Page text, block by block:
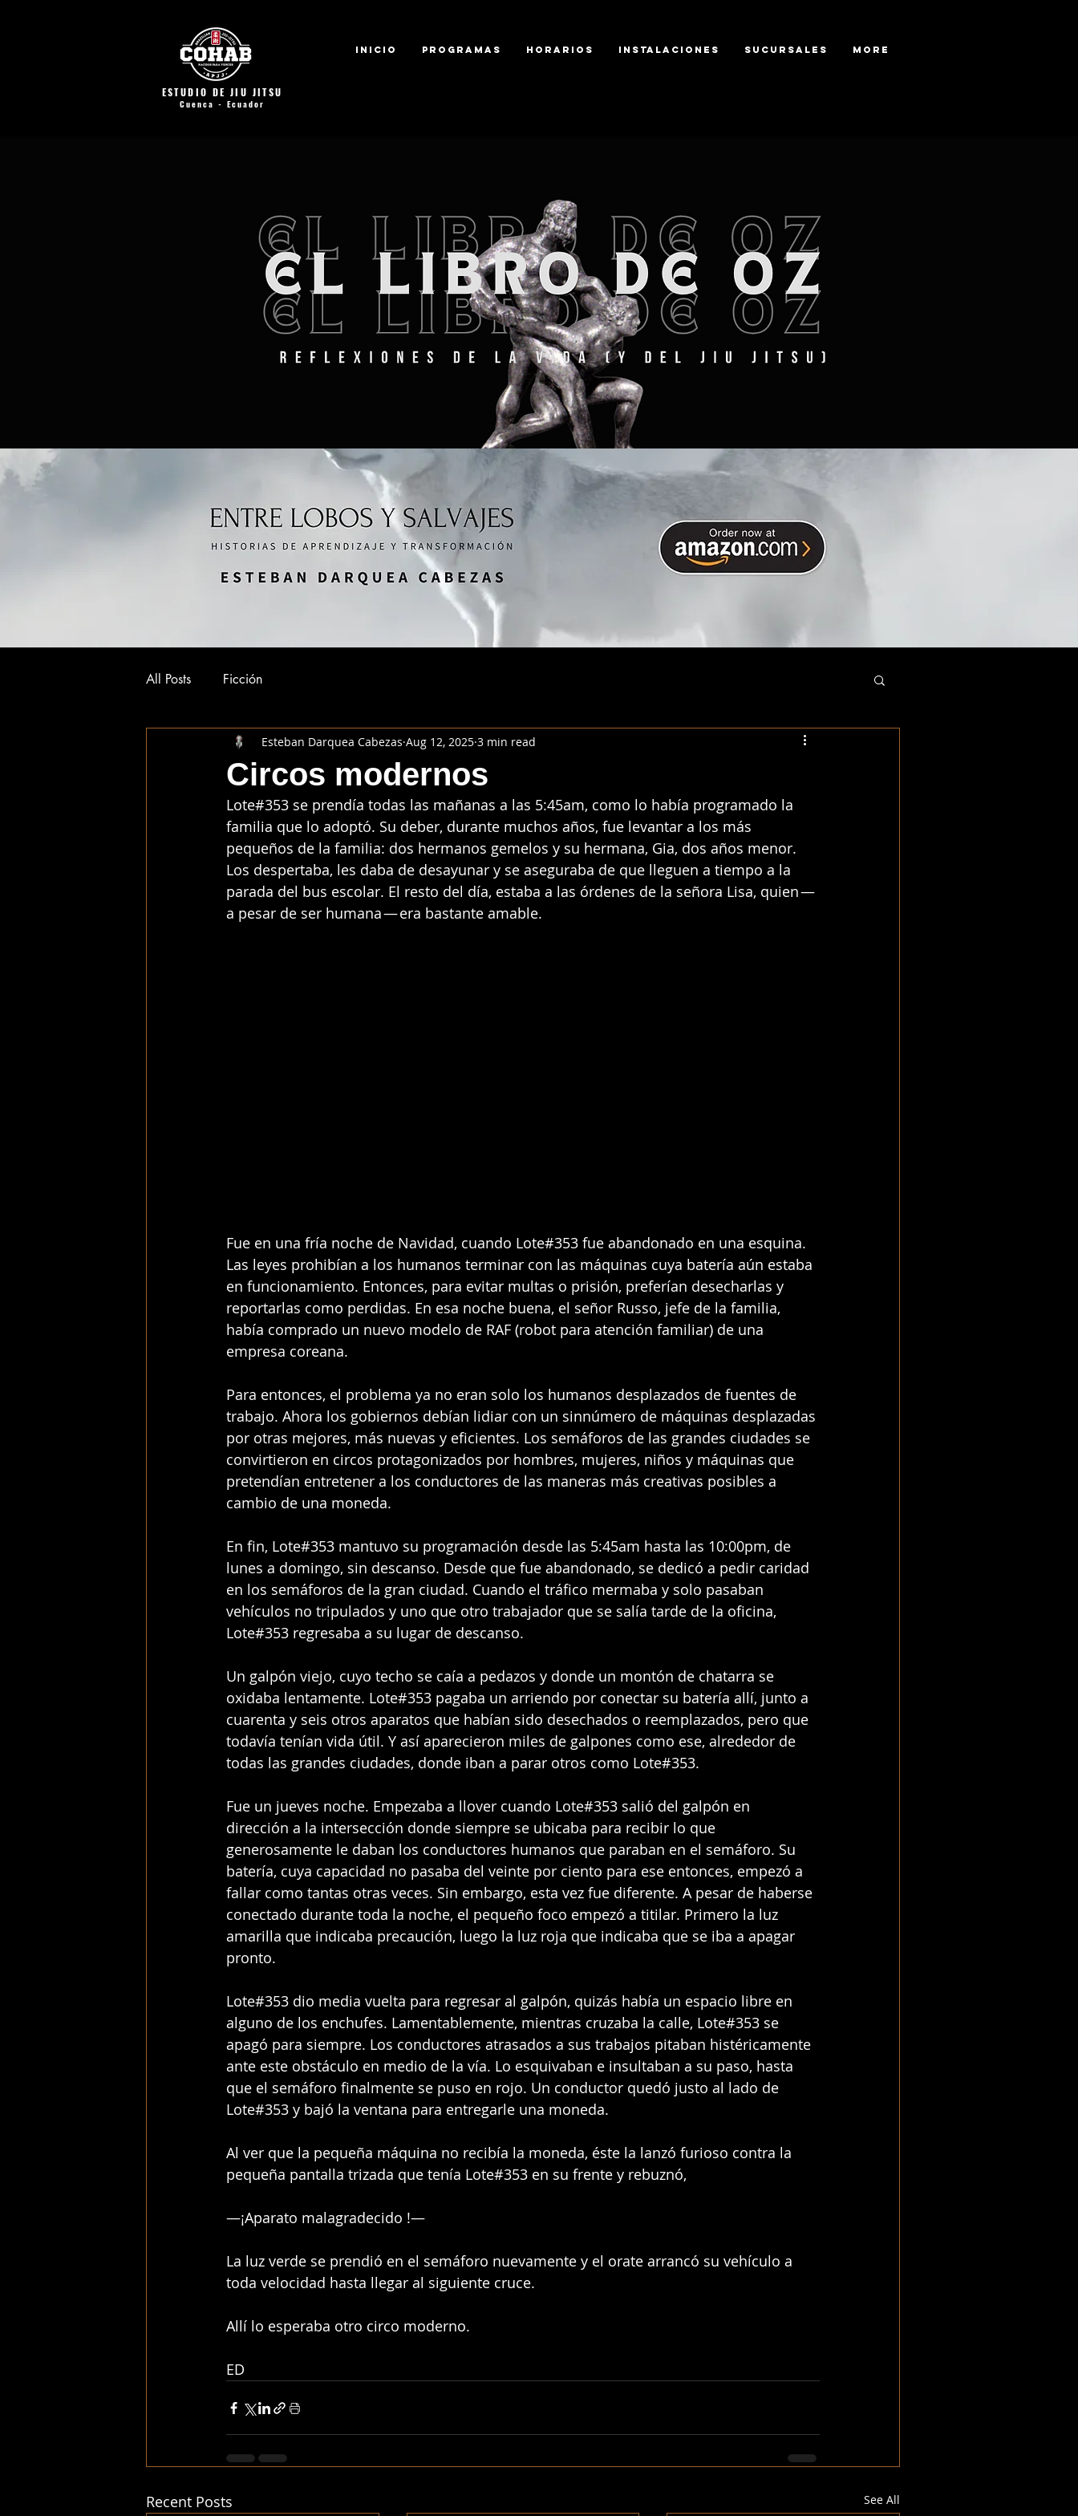
Inicio Programas Horarios Instalaciones Sucursales More
ESTUDIO DE JIU JITSU
Cuenca - Ecuador
All Posts Ficción
Circos modernos
Esteban Darquea Cabezas Aug 12, 2025 3 min read
Lote#353 se prendía todas las mañanas a las 5:45am, como lo había programado la
familia que lo adoptó. Su deber, durante muchos años, fue levantar a los más
pequeños de la familia: dos hermanos gemelos y su hermana, Gia, dos años menor.
Los despertaba, les daba de desayunar y se aseguraba de que lleguen a tiempo a la
parada del bus escolar. El resto del día, estaba a las órdenes de la señora Lisa, quien —
a pesar de ser humana — era bastante amable.
Fue en una fría noche de Navidad, cuando Lote#353 fue abandonado en una esquina.
Las leyes prohibían a los humanos terminar con las máquinas cuya batería aún estaba
en funcionamiento. Entonces, para evitar multas o prisión, preferían desecharlas y
reportarlas como perdidas. En esa noche buena, el señor Russo, jefe de la familia,
había comprado un nuevo modelo de RAF (robot para atención familiar) de una
empresa coreana.
Para entonces, el problema ya no eran solo los humanos desplazados de fuentes de
trabajo. Ahora los gobiernos debían lidiar con un sinnúmero de máquinas desplazadas
por otras mejores, más nuevas y eficientes. Los semáforos de las grandes ciudades se
convirtieron en circos protagonizados por hombres, mujeres, niños y máquinas que
pretendían entretener a los conductores de las maneras más creativas posibles a
cambio de una moneda.
En fin, Lote#353 mantuvo su programación desde las 5:45am hasta las 10:00pm, de
lunes a domingo, sin descanso. Desde que fue abandonado, se dedicó a pedir caridad
en los semáforos de la gran ciudad. Cuando el tráfico mermaba y solo pasaban
vehículos no tripulados y uno que otro trabajador que se salía tarde de la oficina,
Lote#353 regresaba a su lugar de descanso.
Un galpón viejo, cuyo techo se caía a pedazos y donde un montón de chatarra se
oxidaba lentamente. Lote#353 pagaba un arriendo por conectar su batería allí, junto a
cuarenta y seis otros aparatos que habían sido desechados o reemplazados, pero que
todavía tenían vida útil. Y así aparecieron miles de galpones como ese, alrededor de
todas las grandes ciudades, donde iban a parar otros como Lote#353.
Fue un jueves noche. Empezaba a llover cuando Lote#353 salió del galpón en
dirección a la intersección donde siempre se ubicaba para recibir lo que
generosamente le daban los conductores humanos que paraban en el semáforo. Su
batería, cuya capacidad no pasaba del veinte por ciento para ese entonces, empezó a
fallar como tantas otras veces. Sin embargo, esta vez fue diferente. A pesar de haberse
conectado durante toda la noche, el pequeño foco empezó a titilar. Primero la luz
amarilla que indicaba precaución, luego la luz roja que indicaba que se iba a apagar
pronto.
Lote#353 dio media vuelta para regresar al galpón, quizás había un espacio libre en
alguno de los enchufes. Lamentablemente, mientras cruzaba la calle, Lote#353 se
apagó para siempre. Los conductores atrasados a sus trabajos pitaban histéricamente
ante este obstáculo en medio de la vía. Lo esquivaban e insultaban a su paso, hasta
que el semáforo finalmente se puso en rojo. Un conductor quedó justo al lado de
Lote#353 y bajó la ventana para entregarle una moneda.
Al ver que la pequeña máquina no recibía la moneda, éste la lanzó furioso contra la
pequeña pantalla trizada que tenía Lote#353 en su frente y rebuznó,
—¡Aparato malagradecido !—
La luz verde se prendió en el semáforo nuevamente y el orate arrancó su vehículo a
toda velocidad hasta llegar al siguiente cruce.
Allí lo esperaba otro circo moderno.
ED
Recent Posts See All